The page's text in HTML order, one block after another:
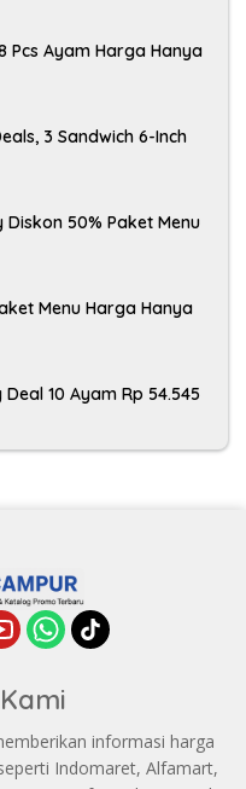
Pcs Ayam Harga Hanya
3 Sandwich 6-Inch
50% Paket Menu
Menu Harga Hanya
10 Ayam Rp 54.545
informasi harga
Indomaret, Alfamart,